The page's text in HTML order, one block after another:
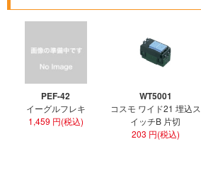
PEF-42
イーグルフレキ
1,459 円(税込)
WT5001
コスモ ワイド21 埋込ス
イッチB 片切
203 円(税込)